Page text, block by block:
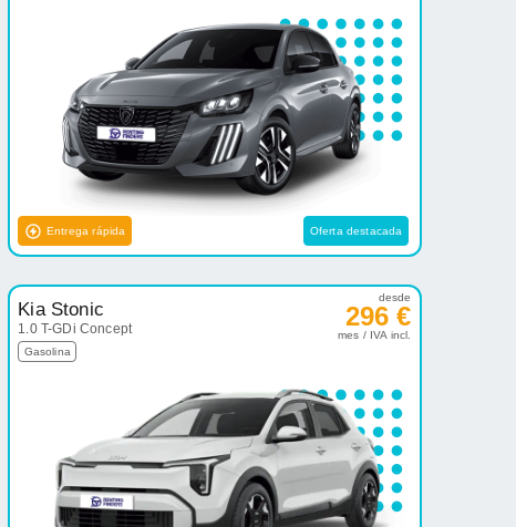
Entrega rápida Oferta destacada
Kia Stonic
1.0 T-GDi Concept
Gasolina
desde
296 €
mes / IVA incl.